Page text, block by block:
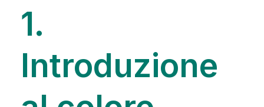
1.
Introduzione